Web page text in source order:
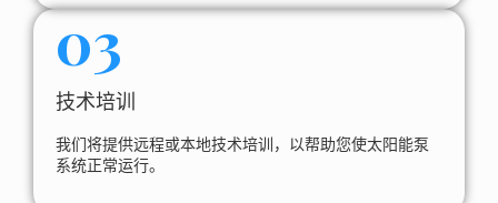
03
技术培训
我们将提供远程或本地技术培训，以帮助您使太阳能泵
系统正常运行。